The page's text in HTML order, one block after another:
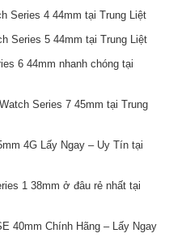
Series 4 44mm tại Trung Liệt
Series 5 44mm tại Trung Liệt
6 44mm nhanh chóng tại
Series 7 45mm tại Trung
4G Lấy Ngay – Uy Tín tại
1 38mm ở đâu rẻ nhất tại
40mm Chính Hãng – Lấy Ngay